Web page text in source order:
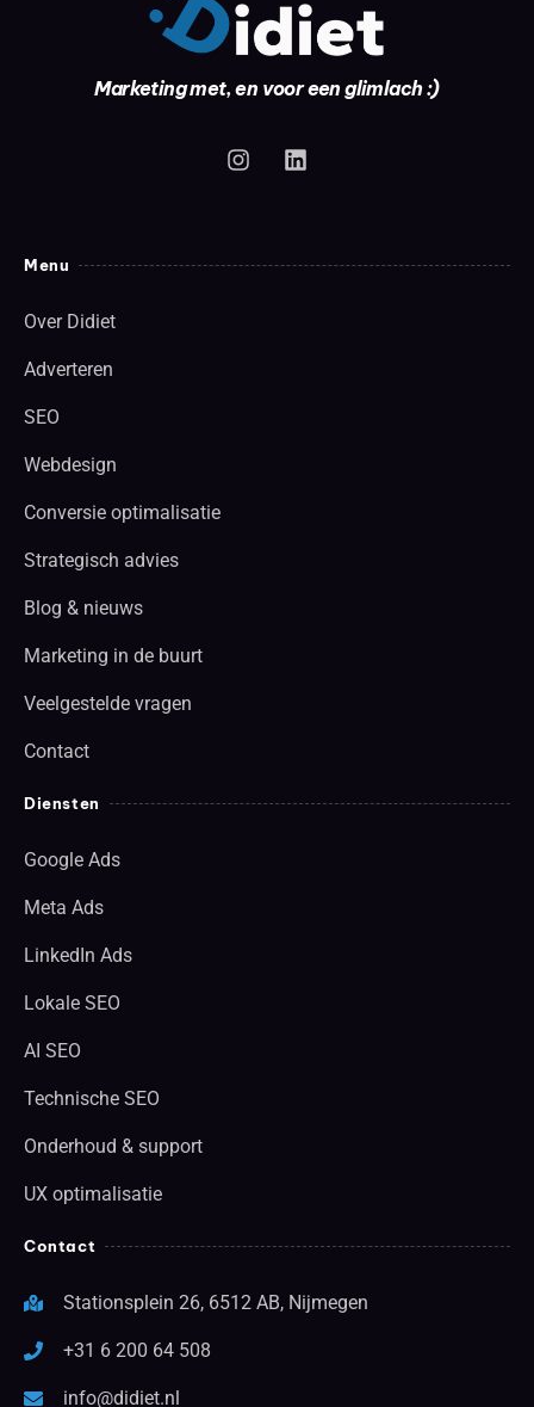
Marketing met, en voor een glimlach :)
Menu
Over Didiet
Adverteren
SEO
Webdesign
Conversie optimalisatie
Strategisch advies
Blog & nieuws
Marketing in de buurt
Veelgestelde vragen
Contact
Diensten
Google Ads
Meta Ads
LinkedIn Ads
Lokale SEO
AI SEO
Technische SEO
Onderhoud & support
UX optimalisatie
Contact
Stationsplein 26, 6512 AB, Nijmegen
+31 6 200 64 508
info@didiet.nl